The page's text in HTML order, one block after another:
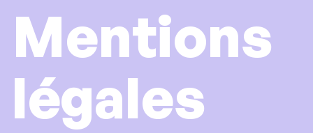
Mentions
légales